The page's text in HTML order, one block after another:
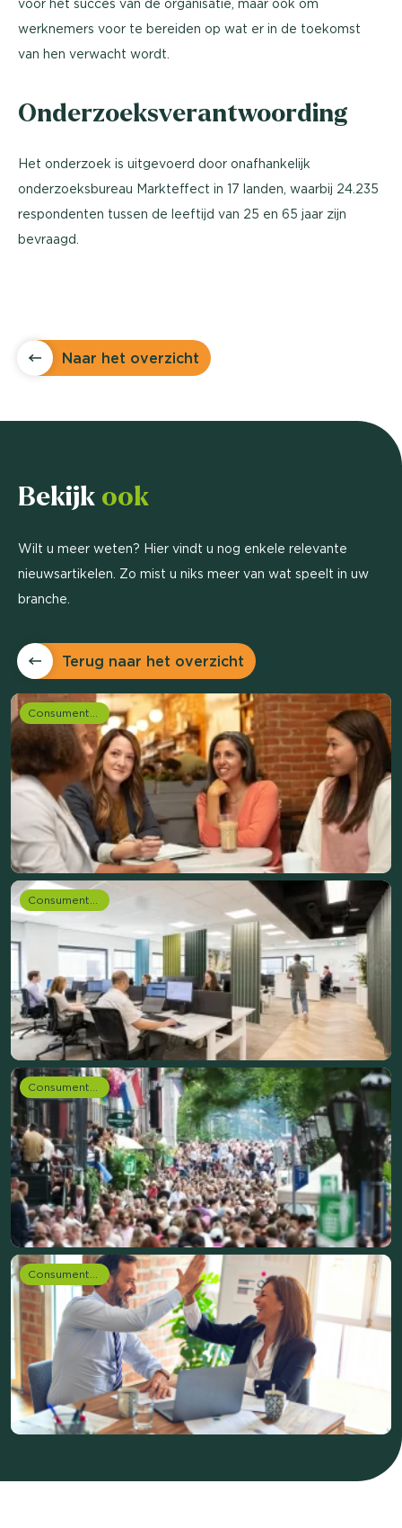
werknemers voor te bereiden op wat er in de toekomst
van hen verwacht wordt.
Onderzoeksverantwoording
Het onderzoek is uitgevoerd door onafhankelijk
onderzoeksbureau Markteffect in 17 landen, waarbij 24.235
respondenten tussen de leeftijd van 25 en 65 jaar zijn
bevraagd.
Naar het overzicht
Bekijk ook
Wilt u meer weten? Hier vindt u nog enkele relevante
nieuwsartikelen. Zo mist u niks meer van wat speelt in uw
branche.
Terug naar het overzicht